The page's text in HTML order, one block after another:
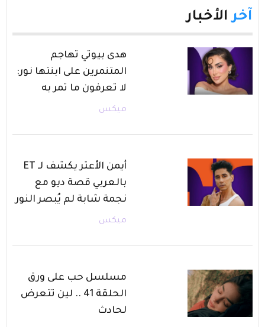
آخر الأخبار
هدى بيوتي تهاجم
المتنمرين على ابنتها نور:
لا تعرفون ما تمر به
ميكس
أيمن الأعتر يكشف لـ ET
بالعربي قصة ديو مع
نجمة شابة لم يُبصر النور
ميكس
مسلسل حب على ورق
الحلقة 41 .. لين تتعرض
لحادث